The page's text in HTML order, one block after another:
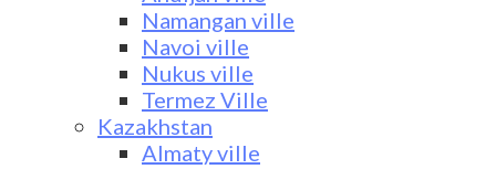
Namangan ville
Navoi ville
Nukus ville
Termez Ville
Kazakhstan
Almaty ville